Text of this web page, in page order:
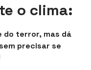
o clima:
do terror, mas dá
precisar se